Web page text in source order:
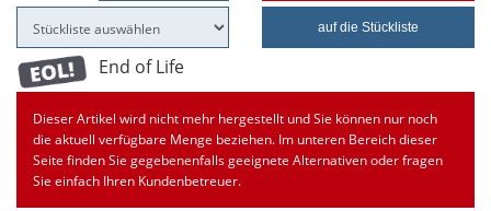
auf die Stückliste
End of Life
Dieser Artikel wird nicht mehr hergestellt und Sie können nur noch
die aktuell verfügbare Menge beziehen. Im unteren Bereich dieser
Seite finden Sie gegebenenfalls geeignete Alternativen oder fragen
Sie einfach Ihren Kundenbetreuer.